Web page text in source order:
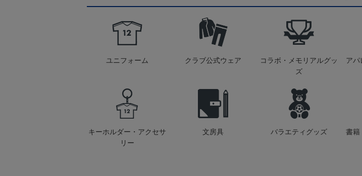
ユニフォーム クラブ公式ウェア
コラボ・メモリアルグッ
ズ
アパ
キーホルダー・アクセサ
リー
文房具 バラエティグッズ 書籍